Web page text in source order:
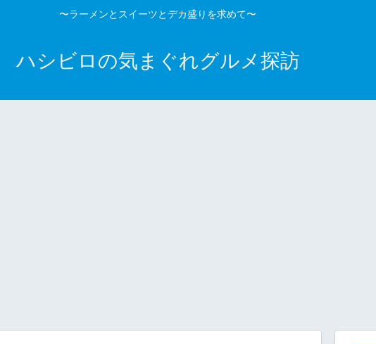
〜ラーメンとスイーツとデカ盛りを求めて〜
ハシビロの気まぐれグルメ探訪